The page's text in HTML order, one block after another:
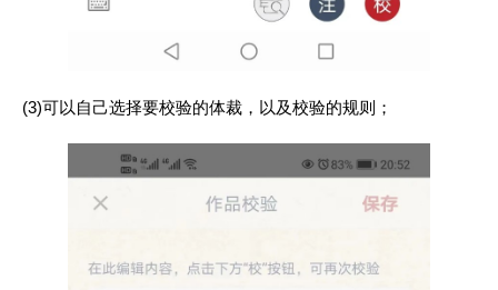
(3)可以自己选择要校验的体裁，以及校验的规则；